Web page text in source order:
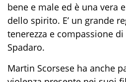
bene e male ed è una vera
dello spirito. E’ un grande
tenerezza e compassione di
Spadaro.
Martin Scorsese ha anche